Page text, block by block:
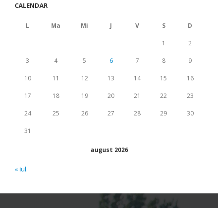
CALENDAR
august 2026
L Ma Mi J V S D
1 2
3 4 5 6 7 8 9
10 11 12 13 14 15 16
17 18 19 20 21 22 23
24 25 26 27 28 29 30
31
« iul.